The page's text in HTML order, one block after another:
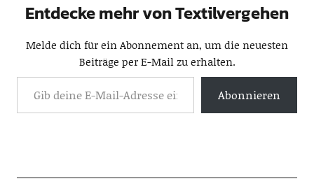
Entdecke mehr von Textilvergehen
Melde dich für ein Abonnement an, um die neuesten
Beiträge per E-Mail zu erhalten.
Abonnieren